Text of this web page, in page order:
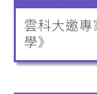
雲科大邀
學》